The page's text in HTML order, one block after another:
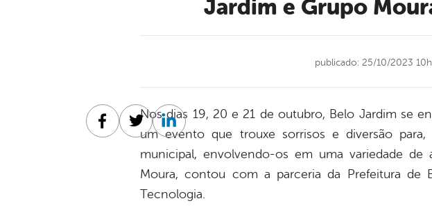
Jardim e Grupo
publicado: 25/10/2023
Nos dias 19, 20 e 21 de outubro, Belo Jardim se
um evento que trouxe sorrisos e diversão
municipal, envolvendo-os em uma variedade de
Moura, contou com a parceria da Prefeitura de
Tecnologia.
Facebook
TwitterLinkedin